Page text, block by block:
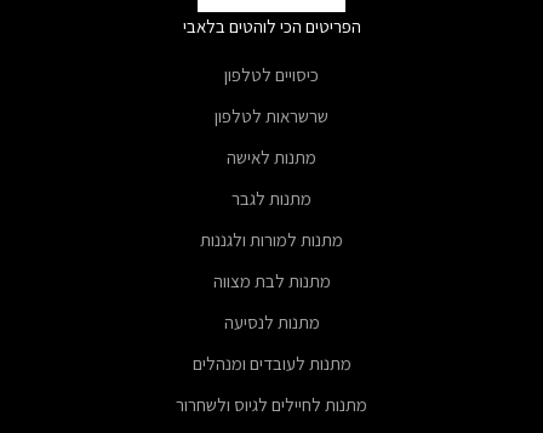
הפריטים הכי לוהטים בלאבי
כיסויים לטלפון
שרשראות לטלפון
מתנות לאישה
מתנות לגבר
מתנות למורות ולגננות
מתנות לבת מצווה
מתנות לנסיעה
מתנות לעובדים ומנהלים
מתנות לחיילים לגיוס ולשחרור